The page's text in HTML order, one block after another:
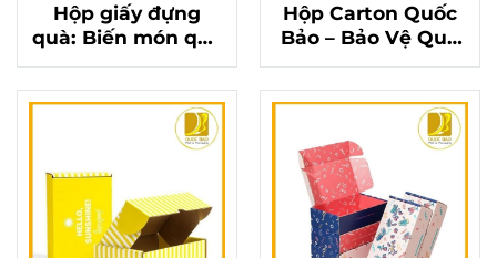
Hộp giấy đựng
quà: Biến món quà
trở nên ý nghĩa
hơn bao giờ hết
Hộp Carton Quốc
Bảo – Bảo Vệ Quà
Tặng, Trọn Vẹn Yêu
Thương